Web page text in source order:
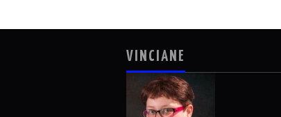
VINCIANE